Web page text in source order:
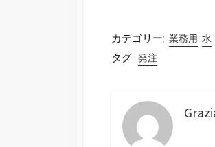
カテゴリー: 業務用 水
タグ: 発注